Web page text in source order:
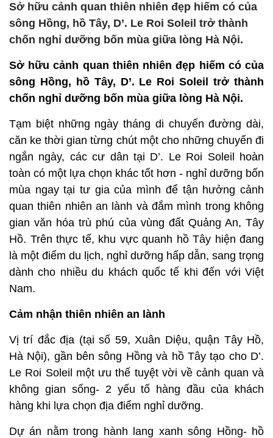
Sở hữu cảnh quan thiên nhiên đẹp hiếm có của
sông Hồng, hồ Tây, D’. Le Roi Soleil trở thành
chốn nghỉ dưỡng bốn mùa giữa lòng Hà Nội.
Sở hữu cảnh quan thiên nhiên đẹp hiếm có của
sông Hồng, hồ Tây, D’. Le Roi Soleil trở thành
chốn nghỉ dưỡng bốn mùa giữa lòng Hà Nội.
Tạm biệt những ngày tháng di chuyển đường dài,
căn ke thời gian từng chút một cho những chuyến đi
ngắn ngày, các cư dân tại D’. Le Roi Soleil hoàn
toàn có một lựa chọn khác tốt hơn - nghỉ dưỡng bốn
mùa ngay tại tư gia của mình để tận hưởng cảnh
quan thiên nhiên an lành và đắm mình trong không
gian văn hóa trù phú của vùng đất Quảng An, Tây
Hồ. Trên thực tế, khu vực quanh hồ Tây hiện đang
là một điểm du lịch, nghỉ dưỡng hấp dẫn, sang trọng
dành cho nhiều du khách quốc tế khi đến với Việt
Nam.
Cảm nhận thiên nhiên an lành
Vị trí đắc địa (tại số 59, Xuân Diệu, quận Tây Hồ,
Hà Nội), gần bên sông Hồng và hồ Tây tạo cho D’.
Le Roi Soleil một ưu thế tuyệt vời về cảnh quan và
không gian sống- 2 yếu tố hàng đầu của khách
hàng khi lựa chọn địa điểm nghỉ dưỡng.
Dự án nằm trong hành lang xanh sông Hồng- hồ